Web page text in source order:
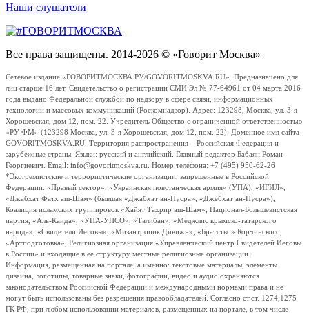
Наши слушатели
Все права защищены. 2014-2026 © «Говорит Москва»
Сетевое издание «ГОВОРИТМОСКВА.РУ/GOVORITMOSKVA.RU». Предназначено для
лиц старше 16 лет. Свидетельство о регистрации СМИ Эл № 77-64961 от 04 марта 2016
года выдано Федеральной службой по надзору в сфере связи, информационных
технологий и массовых коммуникаций (Роскомнадзор). Адрес: 123298, Москва, ул. 3-я
Хорошевская, дом 12, пом. 22. Учредитель Общество с ограниченной ответственностью
«РУ ФМ» (123298 Москва, ул. 3-я Хорошевская, дом 12, пом. 22). Доменное имя сайта
GOVORITMOSKVA.RU. Территория распространения – Российская Федерация и
зарубежные страны. Языки: русский и английский. Главный редактор Бабаян Роман
Георгиевич. Email: info@govoritmoskva.ru. Номер телефона: +7 (495) 950-62-26
*Экстремистские и террористические организации, запрещенные в Российской
Федерации: «Правый сектор», «Украинская повстанческая армия» (УПА), «ИГИЛ»,
«Джабхат Фатх аш-Шам» (бывшая «Джабхат ан-Нусра», «Джебхат ан-Нусра»),
Коалиция исламских группировок «Хайят Тахрир аш-Шам», Национал-Большевистская
партия, «Аль-Каида», «УНА-УНСО», «Талибан», «Меджлис крымско-татарского
народа», «Свидетели Иеговы», «Мизантропик Дивижн», «Братство» Корчинского,
«Артподготовка», Религиозная организация «Управленческий центр Свидетелей Иеговы
в России» и входящие в ее структуру местные религиозные организации.
Информация, размещенная на портале, а именно: текстовые материалы, элементы
дизайна, логотипы, товарные знаки, фотографии, видео и аудио охраняются
законодательством Российской Федерации и международными нормами права и не
могут быть использованы без разрешения правообладателей. Согласно ст.ст. 1274,1275
ГК РФ, при любом использовании материалов, размещенных на портале, в том числе